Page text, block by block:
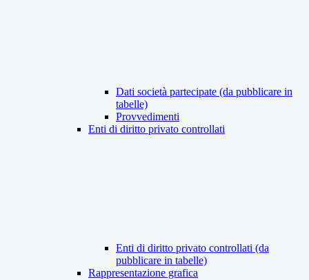
Dati società partecipate (da pubblicare in
tabelle)
Provvedimenti
Enti di diritto privato controllati
Enti di diritto privato controllati (da
pubblicare in tabelle)
Rappresentazione grafica